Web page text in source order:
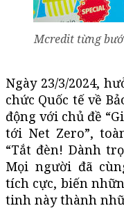
Mcredit từng
Ngày 23/3/2024,
chức Quốc tế về
động với chủ đề
tới Net Zero”,
“Tắt đèn! Dành
Mọi người đã
tích cực, biến
tinh này thành